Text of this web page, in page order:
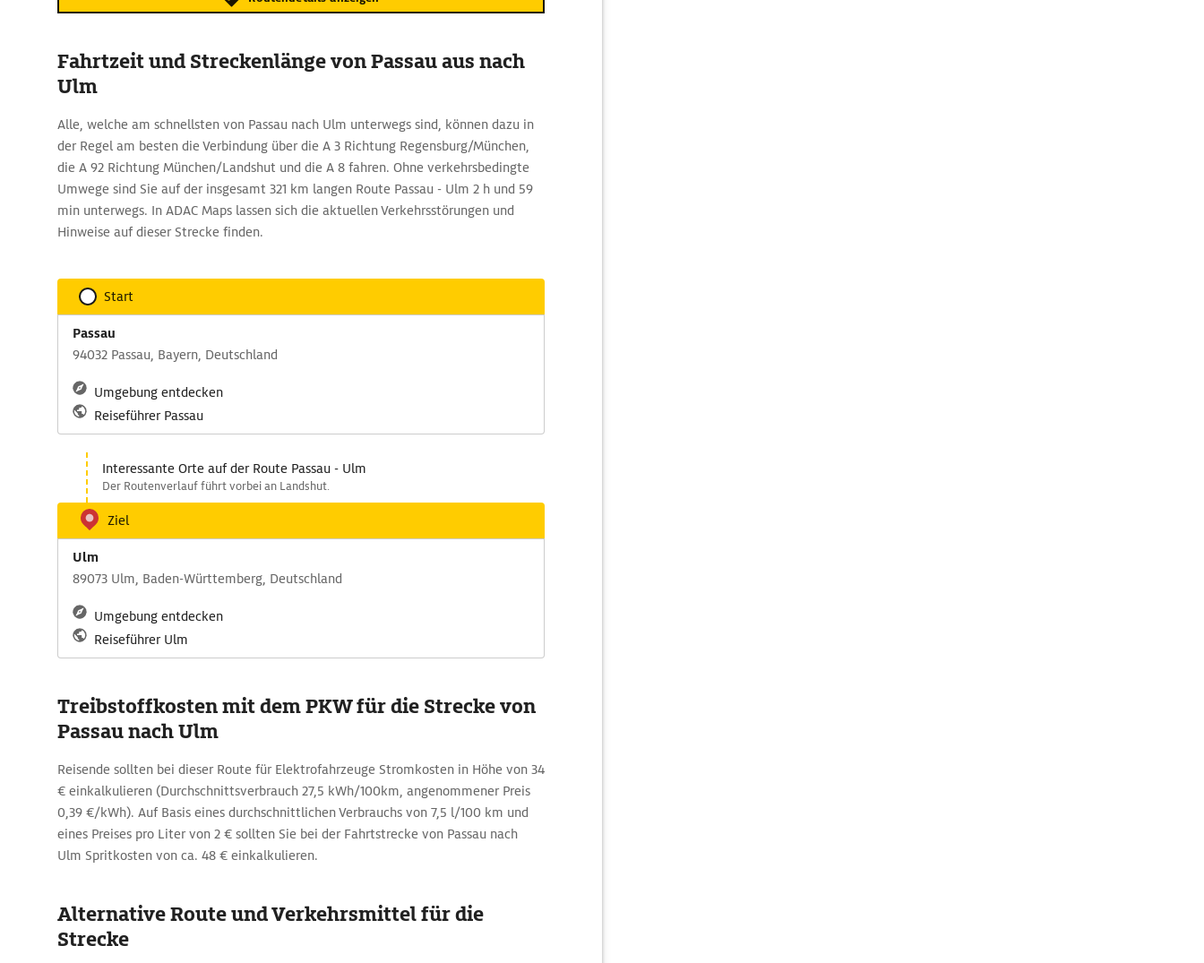
Fahrtzeit und Streckenlänge von Passau aus nach
Ulm
Alle, welche am schnellsten von Passau nach Ulm unterwegs sind, können dazu in
der Regel am besten die Verbindung über die A 3 Richtung Regensburg/München,
die A 92 Richtung München/Landshut und die A 8 fahren. Ohne verkehrsbedingte
Umwege sind Sie auf der insgesamt 321 km langen Route Passau - Ulm 2 h und 59
min unterwegs. In ADAC Maps lassen sich die aktuellen Verkehrsstörungen und
Hinweise auf dieser Strecke finden.
Start
Passau
94032 Passau, Bayern, Deutschland
Umgebung entdecken
Reiseführer Passau
Interessante Orte auf der Route Passau - Ulm
Der Routenverlauf führt vorbei an Landshut.
Ziel
Ulm
89073 Ulm, Baden-Württemberg, Deutschland
Umgebung entdecken
Reiseführer Ulm
Treibstoffkosten mit dem PKW für die Strecke von
Passau nach Ulm
Reisende sollten bei dieser Route für Elektrofahrzeuge Stromkosten in Höhe von 34
€ einkalkulieren (Durchschnittsverbrauch 27,5 kWh/100km, angenommener Preis
0,39 €/kWh). Auf Basis eines durchschnittlichen Verbrauchs von 7,5 l/100 km und
eines Preises pro Liter von 2 € sollten Sie bei der Fahrtstrecke von Passau nach
Ulm Spritkosten von ca. 48 € einkalkulieren.
Alternative Route und Verkehrsmittel für die
Strecke